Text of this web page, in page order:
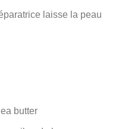
laisse la peau
butter